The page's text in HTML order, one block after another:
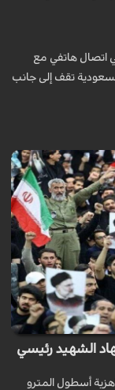
اتصال هاتفي مع
تقف إلى جانب
الشهيد رئيسي
أسطول المترو